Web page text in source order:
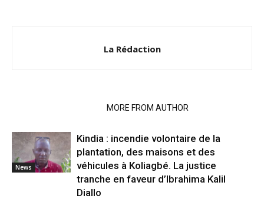
La Rédaction
MORE FROM AUTHOR
News
Kindia : incendie volontaire de la
plantation, des maisons et des
véhicules à Koliagbé. La justice
tranche en faveur d’Ibrahima Kalil
Diallo